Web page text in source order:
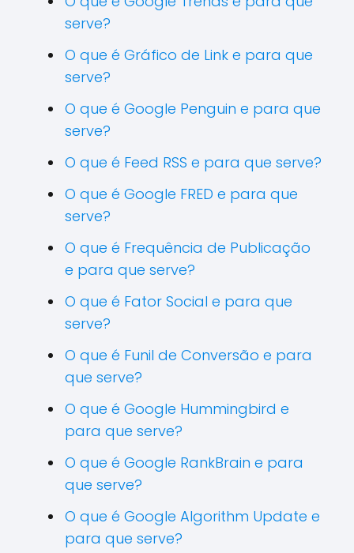
serve?
O que é Gráfico de Link e para que
serve?
O que é Google Penguin e para que
serve?
O que é Feed RSS e para que serve?
O que é Google FRED e para que
serve?
O que é Frequência de Publicação
e para que serve?
O que é Fator Social e para que
serve?
O que é Funil de Conversão e para
que serve?
O que é Google Hummingbird e
para que serve?
O que é Google RankBrain e para
que serve?
O que é Google Algorithm Update e
para que serve?